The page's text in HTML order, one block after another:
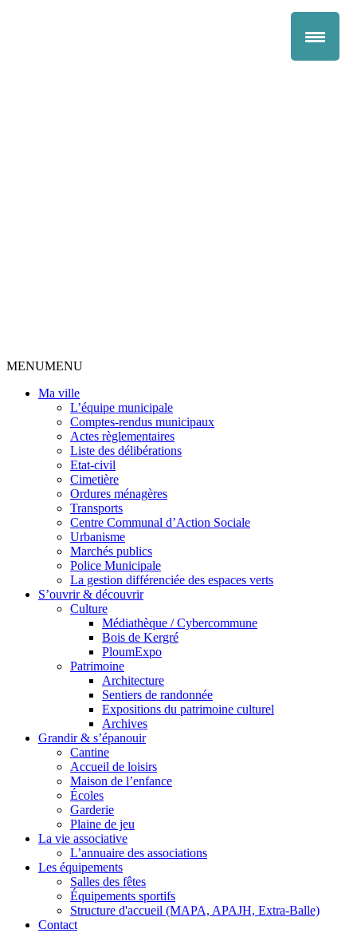
MENUMENU
Ma ville
L’équipe municipale
Comptes-rendus municipaux
Actes règlementaires
Liste des délibérations
Etat-civil
Cimetière
Ordures ménagères
Transports
Centre Communal d’Action Sociale
Urbanisme
Marchés publics
Police Municipale
La gestion différenciée des espaces verts
S’ouvrir & découvrir
Culture
Médiathèque / Cybercommune
Bois de Kergré
PloumExpo
Patrimoine
Architecture
Sentiers de randonnée
Expositions du patrimoine culturel
Archives
Grandir & s’épanouir
Cantine
Accueil de loisirs
Maison de l’enfance
Écoles
Garderie
Plaine de jeu
La vie associative
L’annuaire des associations
Les équipements
Salles des fêtes
Équipements sportifs
Structure d'accueil (MAPA, APAJH, Extra-Balle)
Contact